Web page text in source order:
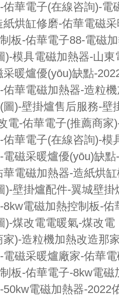
華電子(在線咨詢)-電
烘缸修磨-佑華電磁
板-佑華電子88-電磁
)-模具電磁加熱器-山東
暖爐優(yōu)缺點-
華電磁加熱器-造粒
)-壁掛爐售后服務-壁
電-佑華電子(推薦商
華電子(在線咨詢)-模
磁采暖爐優(yōu)缺
電磁加熱器-造紙烘
)-壁掛爐配件-翼城壁掛
8kw電磁加熱控制板-佑
)-煤改電電暖氣-煤改電
)-造粒機加熱改造那
磁采暖爐廠家-佑華
板-佑華電子-8kw電磁
電磁加熱器-2022